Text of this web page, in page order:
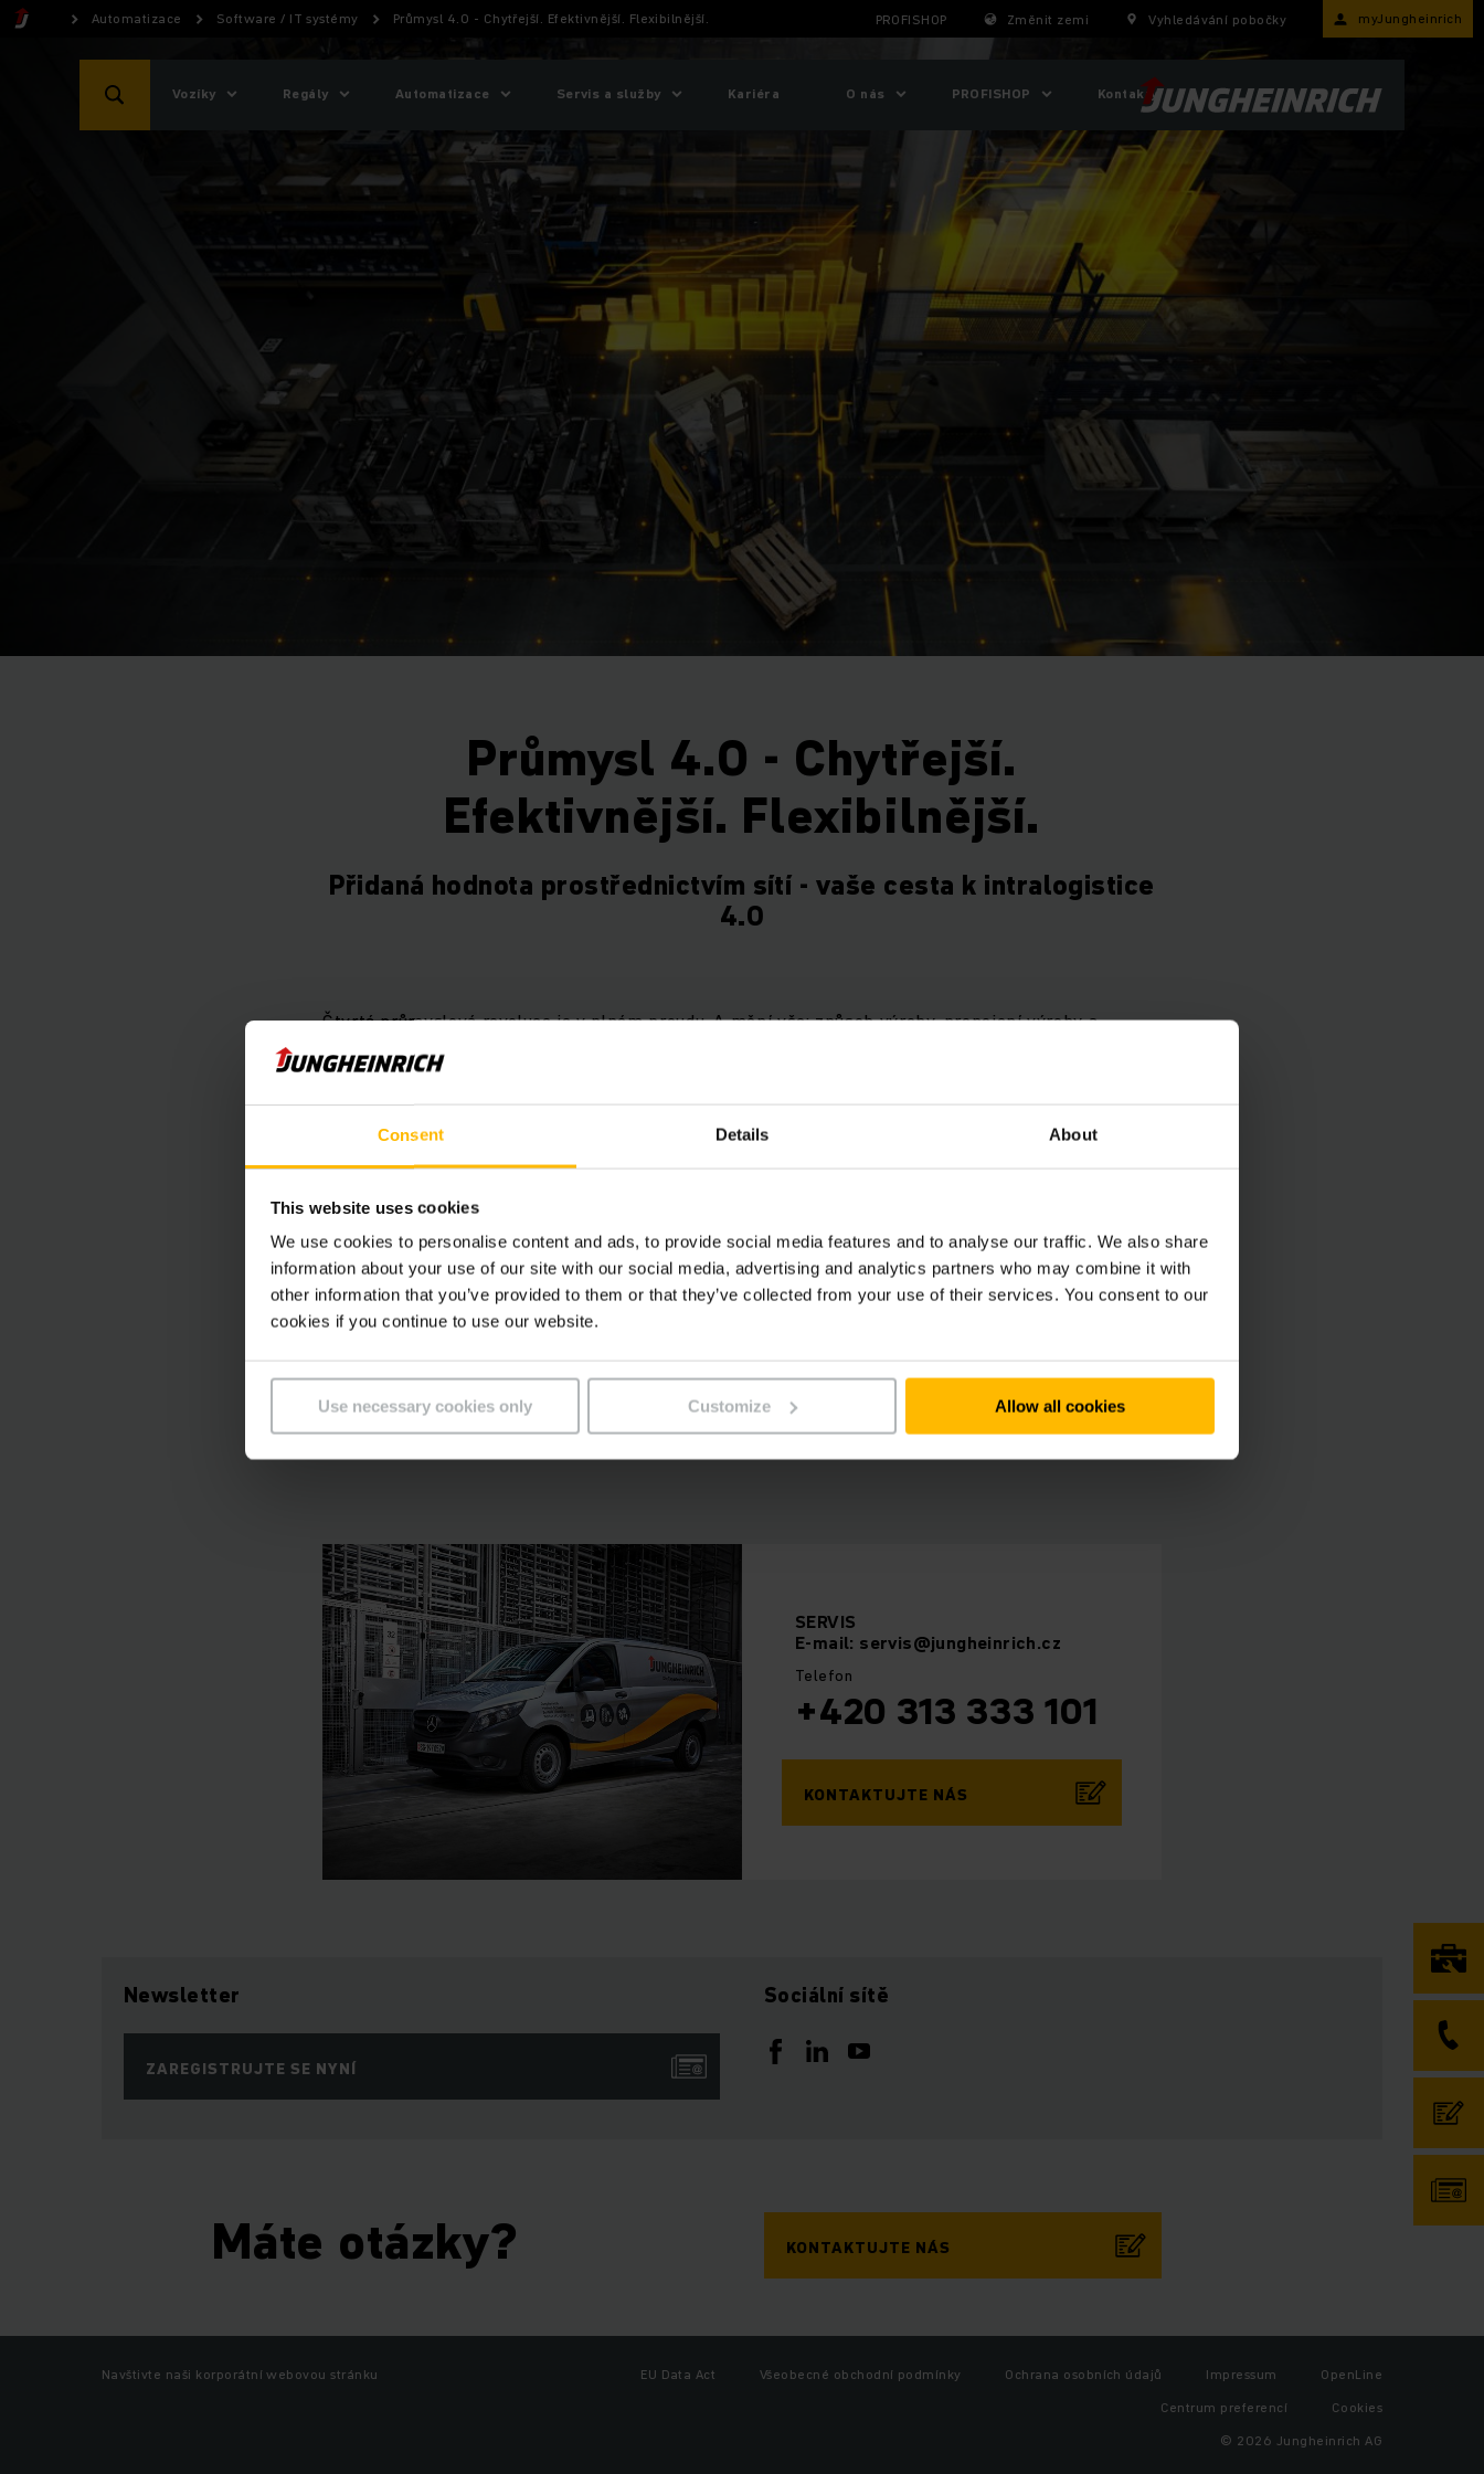
Consent Details About
This website uses cookies
We use cookies to personalise content and ads, to provide social media features and to analyse our traffic. We also share
information about your use of our site with our social media, advertising and analytics partners who may combine it with
other information that you’ve provided to them or that they’ve collected from your use of their services. You consent to our
cookies if you continue to use our website.
Use necessary cookies only Customize Allow all cookies
Automatizace Software / IT systémy Průmysl 4.0 - Chytřejší. Efektivnější. Flexibilnější. PROFISHOP Změnit zemi Vyhledávání pobočky myJungheinrich
Vozíky Regály Automatizace Servis a služby Kariéra O nás PROFISHOP Kontakty
Průmysl 4.0 - Chytřejší.
Efektivnější. Flexibilnější.
Přidaná hodnota prostřednictvím sítí - vaše cesta k intralogistice
4.0
Čtvrtá průmyslová revoluce je v plném proudu. A mění vše: způsob výroby, propojení výroby a
logistiky, podporu a úlevu lidem díky datům a umělé inteligenci a dlouhodobé zajištění obchodního
Stáhněte si bílou knihu a zvyšte efektivitu svého skladu.
PDF(1,1 MB)
SERVIS
E-mail: servis@jungheinrich.cz
Telefon
+420 313 333 101
KONTAKTUJTE NÁS
Newsletter
ZAREGISTRUJTE SE NYNÍ
Sociální sítě
Máte otázky? KONTAKTUJTE NÁS
Navštivte naši korporátní webovou stránku EU Data Act Všeobecné obchodní podmínky Ochrana osobních údajů Impressum
OpenLine
Centrum preferencí
Cookies
© 2026 Jungheinrich AG